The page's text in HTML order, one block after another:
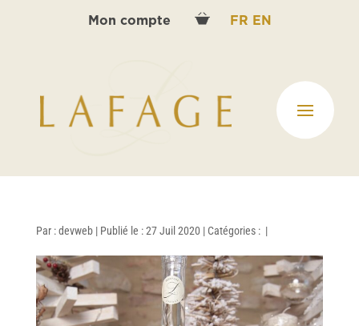
Mon compte FR EN
Par :devweb | Publié le : 27 Juil 2020 | Catégories : |